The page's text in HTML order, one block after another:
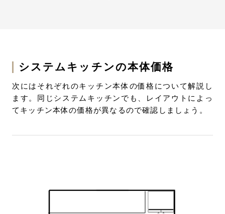
システムキッチンの本体価格
次にはそれぞれのキッチン本体の価格について解説し
ます。同じシステムキッチンでも、レイアウトによっ
てキッチン本体の価格が異なるので確認しましょう。